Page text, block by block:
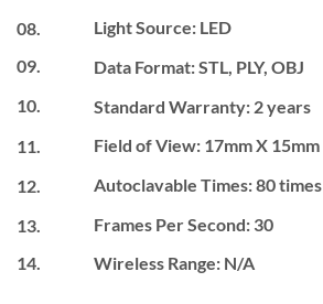
08.
Light Source: LED
09.
Data Format: STL, PLY, OBJ
10.
Standard Warranty: 2 years
11.
Field of View: 17mm X 15mm
12.
Autoclavable Times: 80 times
13.
Frames Per Second: 30
14.
Wireless Range: N/A